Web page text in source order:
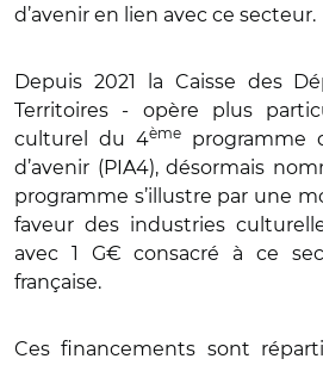
d’avenir en lien avec ce secteur.
Depuis 2021 la Caisse des
Territoires - opère plus
culturel du 4ème
programme
d’avenir (PIA4), désormais
programme s’illustre par une
faveur des industries
avec 1 G€ consacré à ce
française.
Ces financements sont